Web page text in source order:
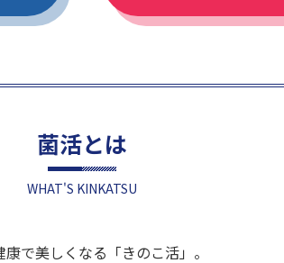
菌活とは
WHAT'S KINKATSU
で美しくなる「きのこ活」。